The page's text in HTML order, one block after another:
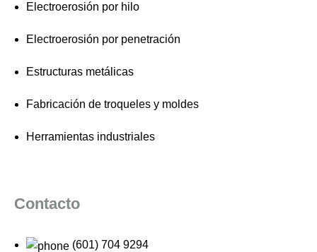
Electroerosión por hilo
Electroerosión por penetración
Estructuras metálicas
Fabricación de troqueles y moldes
Herramientas industriales
Contacto
(601) 704 9294